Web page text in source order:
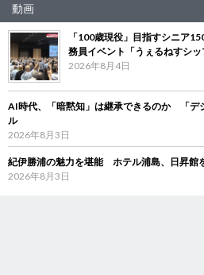
動画
「100歳現役」目指すシニア
務員イベント「うぇるねすシッ
2026年8月4日
AI時代、「暗黙知」は継承できるのか 「デ
ル
2026年8月3日
紀伊勝浦の魅力を堪能 ホテル浦島、日昇館
2026年8月3日